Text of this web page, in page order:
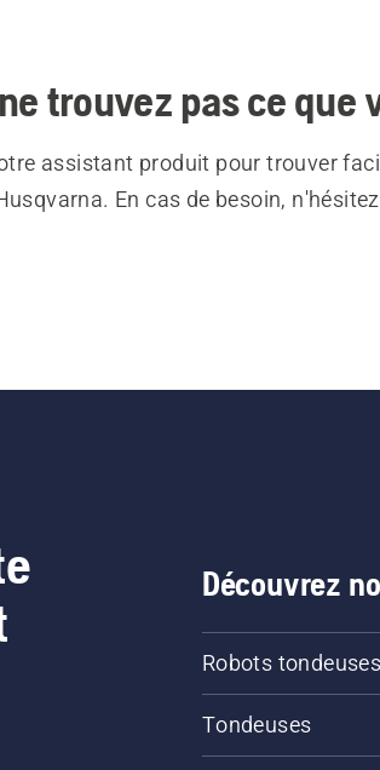
trouvez pas ce que
assistant produit pour trouver
En cas de besoin,
Découvrez
Robots tondeuses
Tondeuses